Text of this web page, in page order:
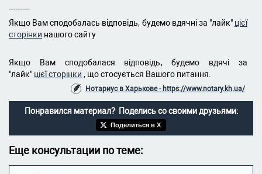
---------
Якщо Вам сподобалась відповідь, будемо вдячні за "лайк" цієї
сторінки нашого сайту
Якщо Вам сподобалася відповідь, будемо вдячі за
"лайк" цієї сторінки , що стосується Вашого питання.
Нотариус в Харькове - https://www.notary.kh.ua/
Понравился материал? Поделись со своими друзьями:
Поделиться в X
Еще консультации по теме: